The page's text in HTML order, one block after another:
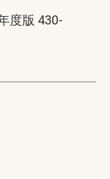
度版 430-